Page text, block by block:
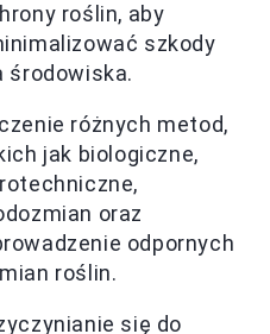
roślin, aby
szkody
środowiska.
różnych metod,
jak biologiczne,
oraz
odpornych
roślin.
się do